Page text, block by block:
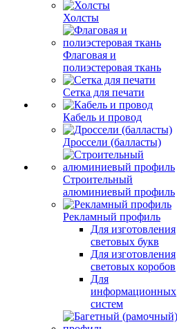
Холсты
Флаговая и
полиэстеровая ткань
Сетка для печати
Кабель и провод
Дроссели (балласты)
Строительный
алюминиевый профиль
Рекламный профиль
Для изготовления
световых букв
Для изготовления
световых коробов
Для
информационных
систем